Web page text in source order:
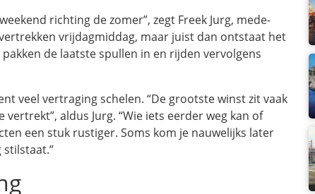
richting de zomer”, zegt Freek Jurg, mede-
vrijdagmiddag, maar juist dan ontstaat het
de laatste spullen in en rijden vervolgens
veel vertraging schelen. “De grootste winst zit vaak
aldus Jurg. “Wie iets eerder weg kan of
een stuk rustiger. Soms kom je nauwelijks later